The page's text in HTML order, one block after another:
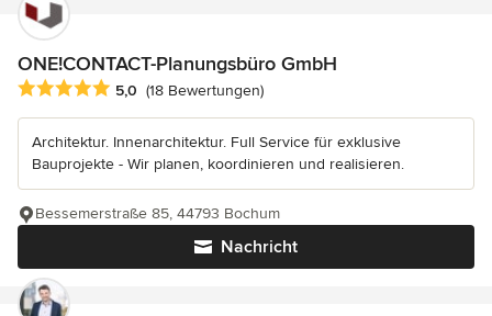
ONE!CONTACT-Planungsbüro GmbH
Durchschnittliche Bewertung: 5 von 5 Sternen
5,0 (18 Bewertungen)
Architektur. Innenarchitektur. Full Service für exklusive
Bauprojekte - Wir planen, koordinieren und realisieren.
Nachricht
Bessemerstraße 85, 44793 Bochum